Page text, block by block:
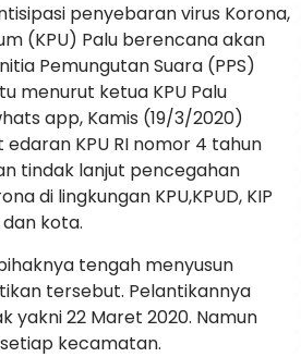
penyebaran virus Korona,
(KPU) Palu berencana akan
Pemungutan Suara (PPS)
menurut ketua KPU Palu
app, Kamis (19/3/2020)
KPU RI nomor 4 tahun
tindak lanjut pencegahan
di lingkungan KPU,KPUD, KIP
kota.
tengah menyusun
tersebut. Pelantikannya
yakni 22 Maret 2020. Namun
kecamatan.